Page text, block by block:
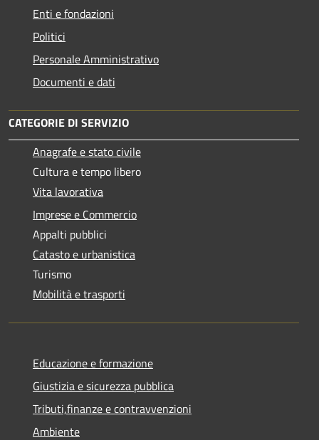
Enti e fondazioni
Politici
Personale Amministrativo
Documenti e dati
CATEGORIE DI SERVIZIO
Anagrafe e stato civile
Cultura e tempo libero
Vita lavorativa
Imprese e Commercio
Appalti pubblici
Catasto e urbanistica
Turismo
Mobilità e trasporti
Educazione e formazione
Giustizia e sicurezza pubblica
Tributi,finanze e contravvenzioni
Ambiente